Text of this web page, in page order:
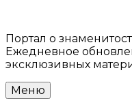
Портал о
Ежедневное
эксклюзивных
Меню